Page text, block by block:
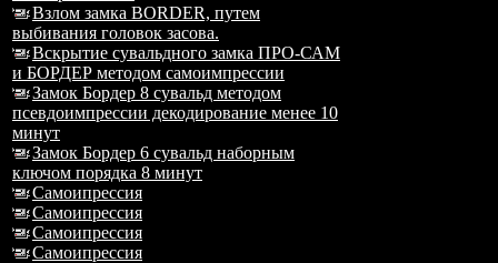
Взлом замка BORDER, путем
выбивания головок засова.
Вскрытие сувальдного замка ПРО-САМ
и БОРДЕР методом самоимпрессии
Замок Бордер 8 сувальд методом
псевдоимпрессии декодирование менее 10
минут
Замок Бордер 6 сувальд наборным
ключом порядка 8 минут
Самоипрессия
Самоипрессия
Самоипрессия
Самоипрессия